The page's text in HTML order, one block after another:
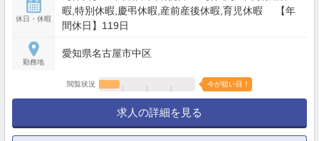
休日・休暇
暇,特別休暇,慶弔休暇,産前産後休暇,育児休暇 【年
間休日】119日
勤務地
愛知県名古屋市中区
閲覧状況 今が狙い目！
求人の詳細を見る